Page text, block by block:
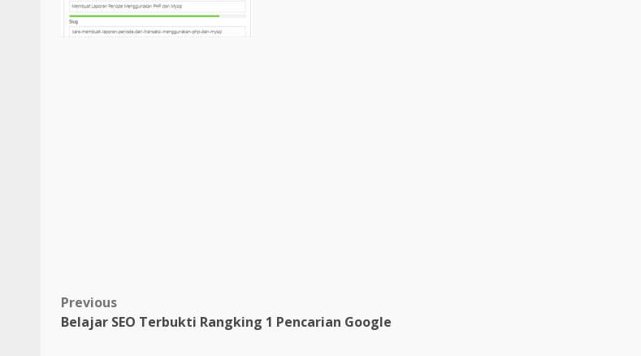
Post
navigation
Previous
Belajar SEO Terbukti Rangking 1 Pencarian Google